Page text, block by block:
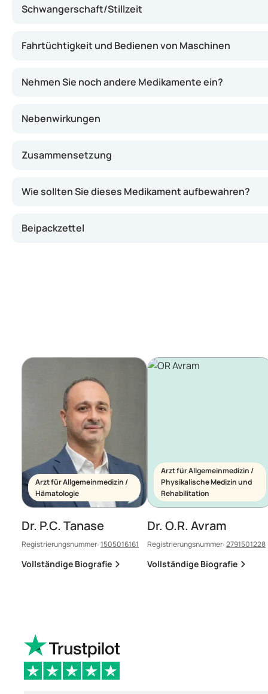
Schwangerschaft/Stillzeit
Fahrtüchtigkeit und Bedienen von Maschinen
Nehmen Sie noch andere Medikamente ein?
Nebenwirkungen
Zusammensetzung
Wie sollten Sie dieses Medikament aufbewahren?
Beipackzettel
Arzt für Allgemeinmedizin /
Hämatologie
Dr. P.C. Tanase
Registrierungsnummer:1505016161
Vollständige Biografie
Arzt für Allgemeinmedizin /
Physikalische Medizin und
Rehabilitation
Dr. O.R. Avram
Registrierungsnummer:2791501228
Vollständige Biografie